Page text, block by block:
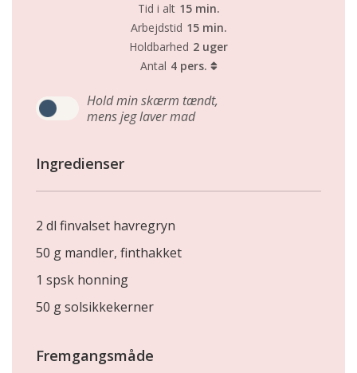
Tid i alt 15 min.
Arbejdstid 15 min.
Holdbarhed 2 uger
Antal 4 pers.
Hold min skærm tændt,
mens jeg laver mad
Ingredienser
2 dl finvalset havregryn
50 g mandler, finthakket
1 spsk honning
50 g solsikkekerner
Fremgangsmåde